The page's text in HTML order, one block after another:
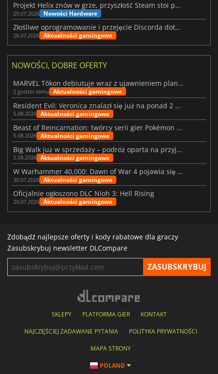
Projekt Helix znów w grze, przyszłość Steam stoi pod znakiem zapytania
29.07.2026 Nowości Hardware
Złośliwe oprogramowanie i przejęcie Discorda dotknęły Meccha Chameleon
28.07.2026 Aktualności gamingowe
NOWOŚCI, DOBRE OFERTY
MARVEL Tōkon debiutuje wraz z ujawnieniem planu rozwoju na pierwszy rok
2 godzin temu Aktualności gamingowe
Resident Evil: Veronica znalazł się już na ponad 2 milionach list życzeń
5.08.2026 Aktualności gamingowe
Beast of Reincarnation: twórcy serii gier Pokémon wkraczają na nową ścieżkę
5.08.2026 Aktualności gamingowe
Big Walk już w sprzedaży – podróż oparta na przyjaźni
5.08.2026 Aktualności gamingowe
W Warhammer 40,000: Dawn of War 4 pojawia się frakcja Nekronów
30.07.2026 Aktualności gamingowe
Oficjalnie ogłoszono DLC Nioh 3: Hell Rising
29.07.2026 Aktualności gamingowe
Zdobądź najlepsze oferty i kody rabatowe dla graczy
Zasubskrybuj newsletter DLCompare
SKLEPY PLATFORMA GIER KONTAKT
NAJCZĘŚCIEJ ZADAWANE PYTANIA POLITYKA PRYWATNOŚCI
MAPA STRONY
POLAND